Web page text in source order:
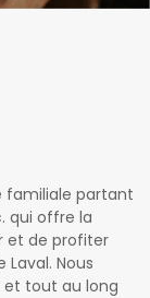
familiale partant
qui offre la
et de profiter
Nous
et tout au long